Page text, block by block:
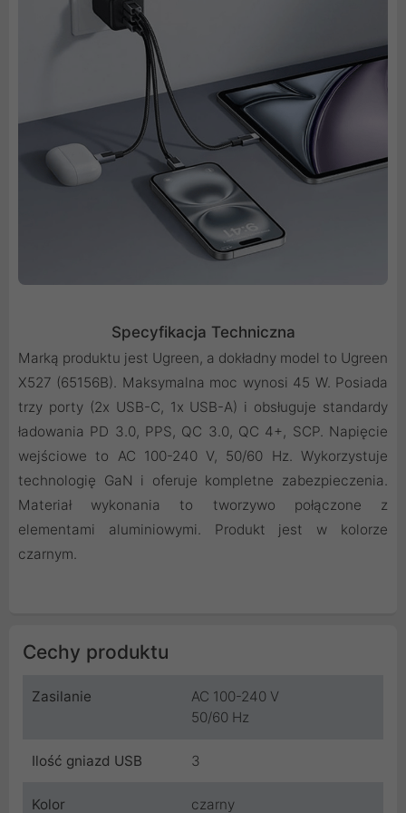
Specyfikacja Techniczna
Marką produktu jest Ugreen, a dokładny model to Ugreen
X527 (65156B). Maksymalna moc wynosi 45 W. Posiada
trzy porty (2x USB-C, 1x USB-A) i obsługuje standardy
ładowania PD 3.0, PPS, QC 3.0, QC 4+, SCP. Napięcie
wejściowe to AC 100-240 V, 50/60 Hz. Wykorzystuje
technologię GaN i oferuje kompletne zabezpieczenia.
Materiał wykonania to tworzywo połączone z
elementami aluminiowymi. Produkt jest w kolorze
czarnym.
Cechy produktu
Zasilanie
AC 100-240 V
50/60 Hz
Ilość gniazd USB 3
Kolor czarny